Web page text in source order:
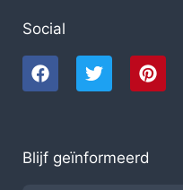
Social
Blijf geïnformeerd